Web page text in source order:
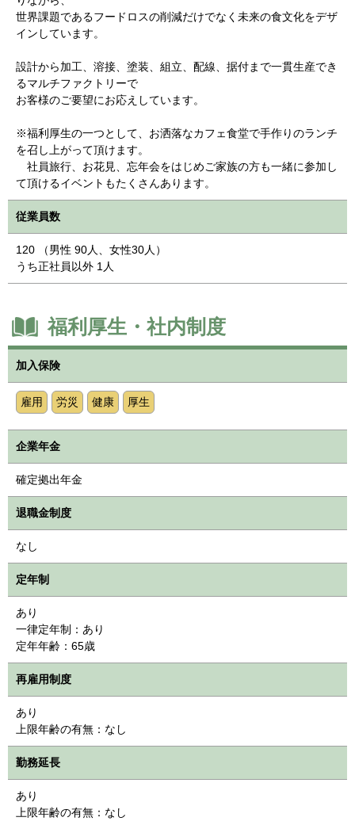
世界課題であるフードロスの削減だけでなく未来の食文化をデザ
インしています。
設計から加工、溶接、塗装、組立、配線、据付まで一貫生産でき
るマルチファクトリーで
お客様のご要望にお応えしています。
※福利厚生の一つとして、お洒落なカフェ食堂で手作りのランチ
を召し上がって頂けます。
社員旅行、お花見、忘年会をはじめご家族の方も一緒に参加し
て頂けるイベントもたくさんあります。
従業員数
120 （男性 90人、女性30人）
うち正社員以外 1人
福利厚生・社内制度
加入保険
雇用 労災 健康 厚生
企業年金
確定拠出年金
退職金制度
なし
定年制
あり
一律定年制：あり
定年年齢：65歳
再雇用制度
あり
上限年齢の有無：なし
勤務延長
あり
上限年齢の有無：なし